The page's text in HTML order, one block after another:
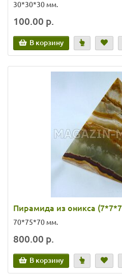
30*30*30 мм.
100.00 р.
В корзину
Пирамида из оникса
70*75*70 мм.
800.00 р.
В корзину